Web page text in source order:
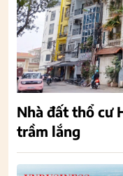
Nhà đất thổ cư
trầm lắng